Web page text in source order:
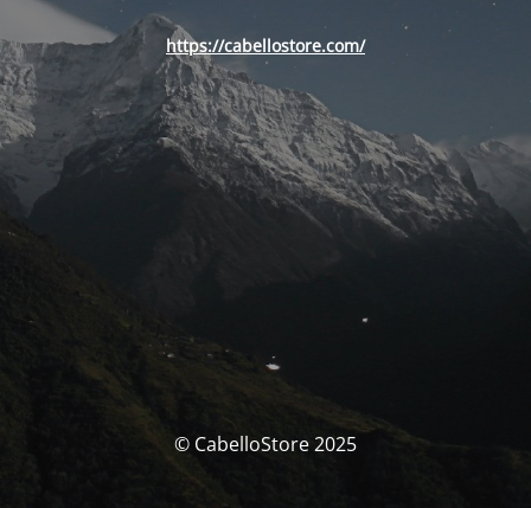
https://cabellostore.com/
© CabelloStore 2025